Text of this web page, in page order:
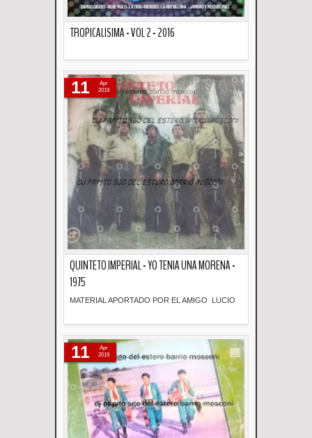
TROPICALISIMA - VOL 2 - 2016
QUINTETO IMPERIAL - YO TENIA UNA MORENA -
1975
MATERIAL APORTADO POR EL AMIGO LUCIO
11
Apr
2019
11
Apr
2019